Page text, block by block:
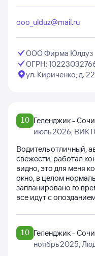
ooo_ulduz@mail.ru
ООО Фирма Юлдуз
ОГРН:
ул. Кириченко, д. 22
10 Геленджик - Сочи
июль 2026,
Водитель отличный,
свежести, работал
видно, это для меня
окно, в целом
запланировано го
все идут с
10 Геленджик - Сочи
ноябрь 2025,